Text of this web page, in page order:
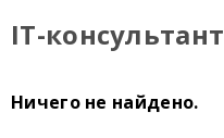
IT-консультант
Ничего не найдено.